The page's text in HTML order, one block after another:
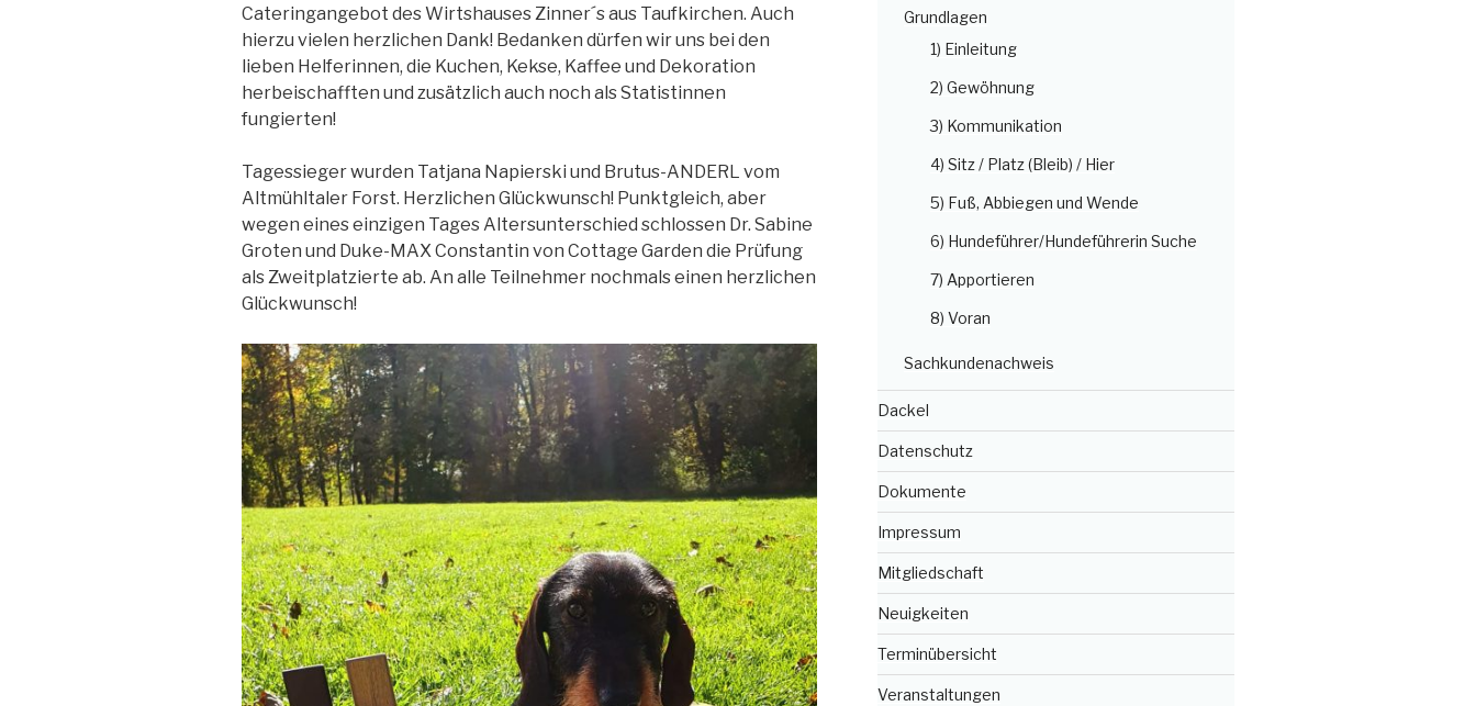
Cateringangebot des Wirtshauses Zinner´s aus Taufkirchen. Auch
hierzu vielen herzlichen Dank! Bedanken dürfen wir uns bei den
lieben Helferinnen, die Kuchen, Kekse, Kaffee und Dekoration
herbeischafften und zusätzlich auch noch als Statistinnen
fungierten!
Tagessieger wurden Tatjana Napierski und Brutus-ANDERL vom
Altmühltaler Forst. Herzlichen Glückwunsch! Punktgleich, aber
wegen eines einzigen Tages Altersunterschied schlossen Dr. Sabine
Groten und Duke-MAX Constantin von Cottage Garden die Prüfung
als Zweitplatzierte ab. An alle Teilnehmer nochmals einen herzlichen
Glückwunsch!
Grundlagen
1) Einleitung
2) Gewöhnung
3) Kommunikation
4) Sitz / Platz (Bleib) / Hier
5) Fuß, Abbiegen und Wende
6) Hundeführer/Hundeführerin Suche
7) Apportieren
8) Voran
Sachkundenachweis
Dackel
Datenschutz
Dokumente
Impressum
Mitgliedschaft
Neuigkeiten
Terminübersicht
Veranstaltungen